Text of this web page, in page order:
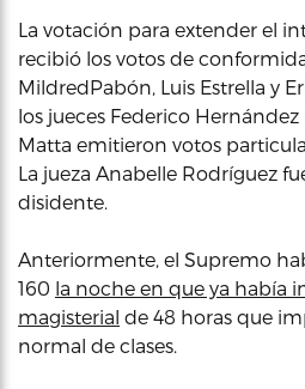
La votación para extender el
recibió los votos de
MildredPabón, Luis Estrella y
los jueces Federico
Matta emitieron votos
La jueza Anabelle Rodríguez
disidente.
Anteriormente, el Supremo
160 la noche en que ya había
magisterial de 48 horas que
normal de clases.